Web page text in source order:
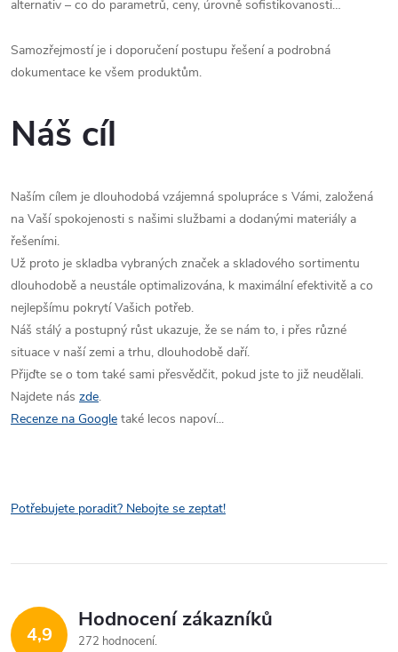
alternativ – co do parametrů, ceny, úrovně sofistikovanosti…
Samozřejmostí je i doporučení postupu řešení a podrobná
dokumentace ke všem produktům.
Náš cíl
Naším cílem je dlouhodobá vzájemná spolupráce s Vámi, založená
na Vaší spokojenosti s našimi službami a dodanými materiály a
řešeními.
Už proto je skladba vybraných značek a skladového sortimentu
dlouhodobě a neustále optimalizována, k maximální efektivitě a co
nejlepšímu pokrytí Vašich potřeb.
Náš stálý a postupný růst ukazuje, že se nám to, i přes různé
situace v naší zemi a trhu, dlouhodobě daří.
Přijďte se o tom také sami přesvědčit, pokud jste to již neudělali.
Najdete nás zde.
Recenze na Google také lecos napoví...
Potřebujete poradit? Nebojte se zeptat!
4,9
Hodnocení zákazníků
272 hodnocení